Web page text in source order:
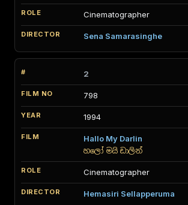
Cinematographer
Sena Samarasinghe
2
798
1994
Hallo My Darlin
හලෝ මයි ඩාලින්
Cinematographer
Hemasiri Sellapperuma